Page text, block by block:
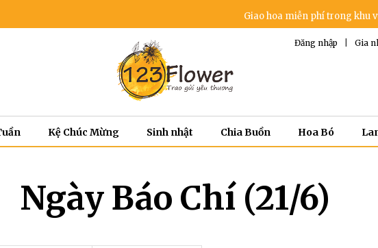
Giao hoa miễn phí trong khu vực nội
Gia
Đăng nhập
Kệ Chúc Mừng Sinh nhật Chia Buồn Hoa Bó
Ngày Báo Chí (21/6)